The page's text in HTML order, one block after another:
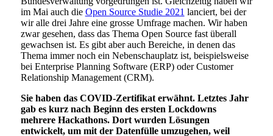
im Mai auch die Open Source Studie 2021 lanciert, bei der
wir alle drei Jahre eine grosse Umfrage machen. Wir haben
zwar gesehen, dass das Thema Open Source fast überall
gewachsen ist. Es gibt aber auch Bereiche, in denen das
Thema immer noch ein Nebenschauplatz ist, beispielsweise
bei Enterprise Planning Software (ERP) oder Customer
Relationship Management (CRM).
Sie haben das COVID-Zertifikat erwähnt. Letztes Jahr
gab es kurz nach Beginn des ersten Lockdowns
mehrere Hackathons. Dort wurden Lösungen
entwickelt, um mit der Datenfülle umzugehen, weil